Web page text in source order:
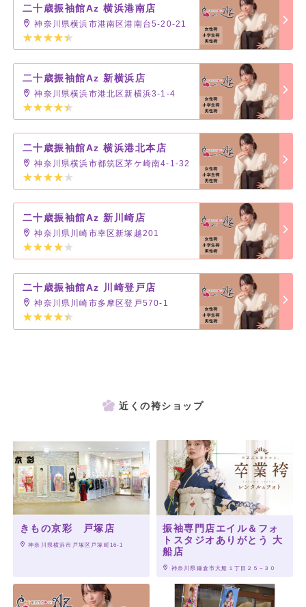
二十歳振袖館Az 横浜港南店
神奈川県横浜市港南区港南台5-20-21
二十歳振袖館Az 新横浜店
神奈川県横浜市港北区新横浜3-1-4
二十歳振袖館Az 横浜港北本店
神奈川県横浜市都筑区茅ケ崎南4-1-32
二十歳振袖館Az 新川崎店
神奈川県川崎市幸区新塚越201
二十歳振袖館Az 川崎登戸店
神奈川県川崎市多摩区登戸570-1
近くの袴ショップ
きもの京彩 戸塚店
神奈川県横浜市戸塚区戸塚町16‐1
振袖専門店エイル＆フォ
トスタジオありがとう 大
船店
神奈川県鎌倉市大船１丁目２５−３０